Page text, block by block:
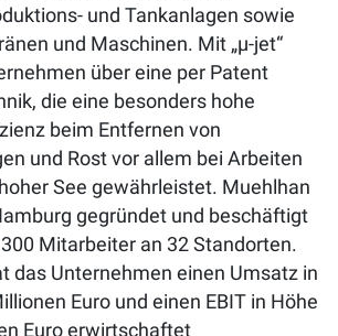
und Tankanlagen sowie
und Maschinen. Mit „μ-jet“
über eine per Patent
die eine besonders hohe
beim Entfernen von
und Rost vor allem bei Arbeiten
See gewährleistet. Muehlhan
gegründet und beschäftigt
Mitarbeiter an 32 Standorten.
das Unternehmen einen Umsatz in
Euro und einen EBIT in Höhe
Euro erwirtschaftet